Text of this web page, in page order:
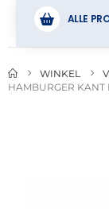
ALLE
WINKEL
HAMBURGER KANT